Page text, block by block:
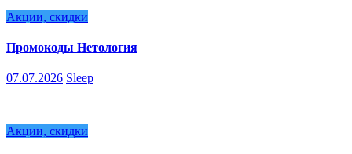
Акции, скидки
Промокоды Нетология
07.07.2026 Sleep
Акции, скидки